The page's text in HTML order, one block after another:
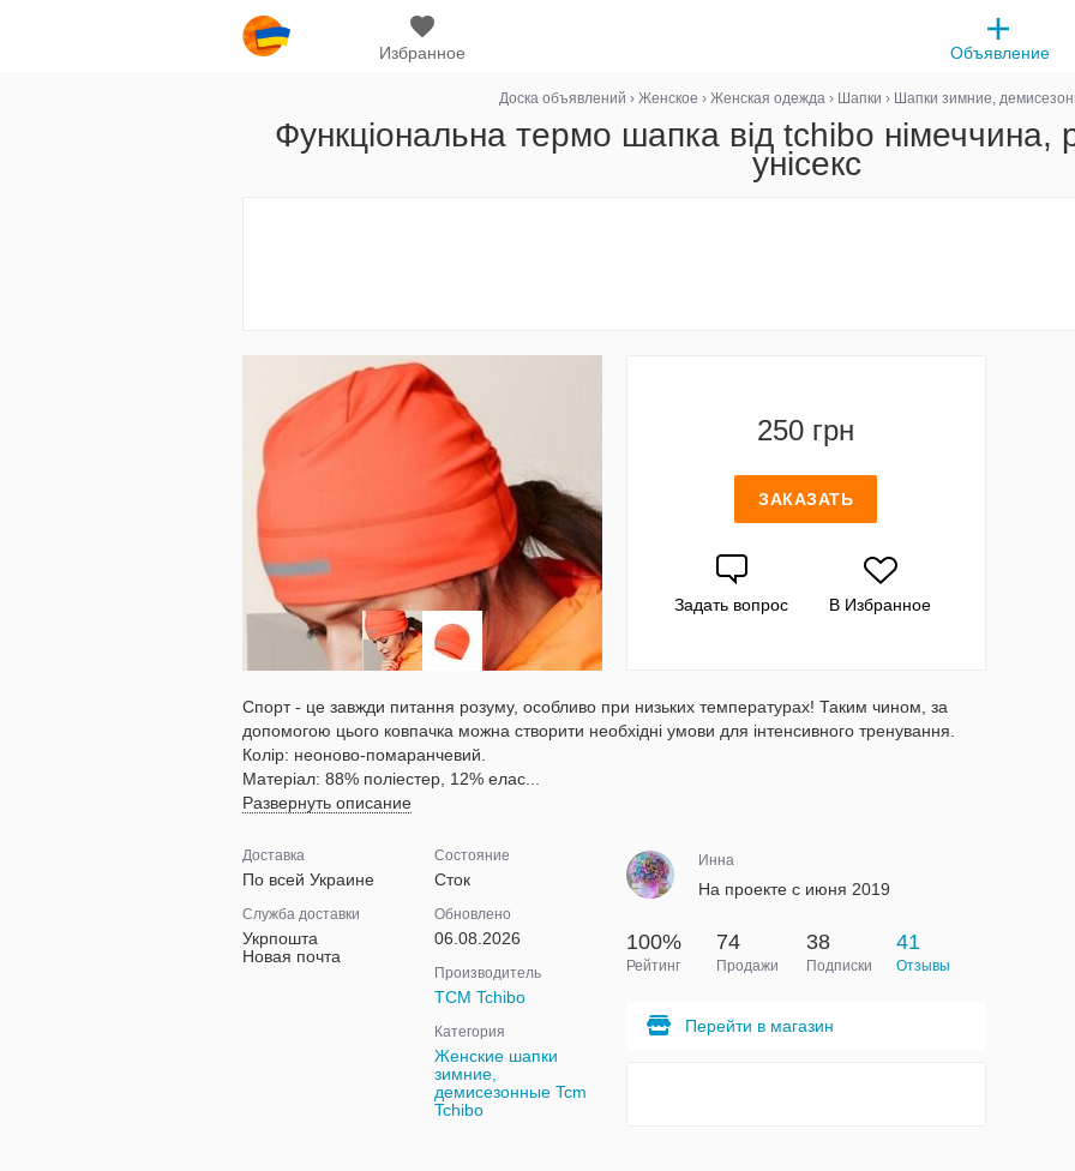
Избранное Объявление
Доска объявлений › Женское › Женская одежда › Шапки › Шапки зимние,
Функціональна термо шапка від tchibo німеччина,
унісекс
250 грн
ЗАКАЗАТЬ
Задать вопрос В Избранное
Спорт - це завжди питання розуму, особливо при низьких температурах! Таким чином, за
допомогою цього ковпачка можна створити необхідні умови для інтенсивного тренування.
Колір: неоново-помаранчевий.
Матеріал: 88% поліестер, 12% елас...
Развернуть описание
Доставка
По всей Украине
Служба доставки
Укрпошта
Новая почта
Состояние
Сток
Обновлено
06.08.2026
Производитель
TCM Tchibo
Категория
Женские шапки
зимние,
демисезонные Tcm
Tchibo
Инна
На проекте с июня 2019
100%
Рейтинг
74
Продажи
38
Подписки
41
Отзывы
Перейти в магазин